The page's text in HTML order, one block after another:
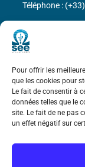
Pour offrir les
que les cookies pour
Le fait de consentir à
données telles que le
site. Le fait de ne pas
un effet négatif sur
Marie
Mentions
Téléphone :
N° de SIREN :
communautaire